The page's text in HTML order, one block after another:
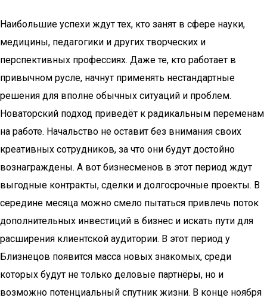
Наибольшие успехи ждут тех, кто занят в сфере науки,
медицины, педагогики и других творческих и
перспективных профессиях. Даже те, кто работает в
привычном русле, начнут применять нестандартные
решения для вполне обычных ситуаций и проблем.
Новаторский подход приведёт к радикальным переменам
на работе. Начальство не оставит без внимания своих
креативных сотрудников, за что они будут достойно
вознаграждены. А вот бизнесменов в этот период ждут
выгодные контракты, сделки и долгосрочные проекты. В
середине месяца можно смело пытаться привлечь поток
дополнительных инвестиций в бизнес и искать пути для
расширения клиентской аудитории. В этот период у
Близнецов появится масса новых знакомых, среди
которых будут не только деловые партнёры, но и
возможно потенциальный спутник жизни. В конце ноября